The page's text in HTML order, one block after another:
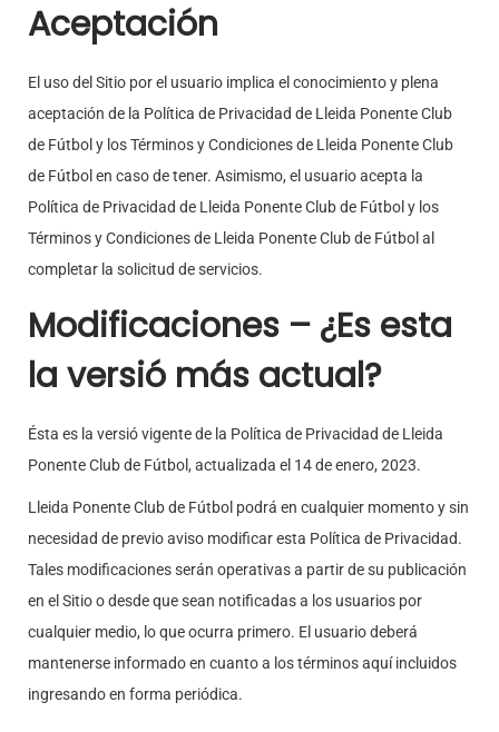
Aceptación
El uso del Sitio por el usuario implica el conocimiento y plena
aceptación de la Política de Privacidad de Lleida Ponente Club
de Fútbol y los Términos y Condiciones de Lleida Ponente Club
de Fútbol en caso de tener. Asimismo, el usuario acepta la
Política de Privacidad de Lleida Ponente Club de Fútbol y los
Términos y Condiciones de Lleida Ponente Club de Fútbol al
completar la solicitud de servicios.
Modificaciones – ¿Es esta
la versió más actual?
Ésta es la versió vigente de la Política de Privacidad de Lleida
Ponente Club de Fútbol, actualizada el 14 de enero, 2023.
Lleida Ponente Club de Fútbol podrá en cualquier momento y sin
necesidad de previo aviso modificar esta Política de Privacidad.
Tales modificaciones serán operativas a partir de su publicación
en el Sitio o desde que sean notificadas a los usuarios por
cualquier medio, lo que ocurra primero. El usuario deberá
mantenerse informado en cuanto a los términos aquí incluidos
ingresando en forma periódica.